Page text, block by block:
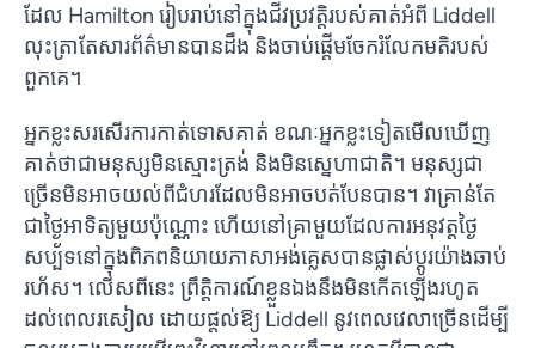
ដែល Hamilton រៀបរាប់នៅក្នុងជីវប្រវត្តិរបស់គាត់អំពី Liddell
លុះត្រាតែសារព័ត៌មានបានដឹង និងចាប់ផ្តើមចែករំលែកមតិរបស់
ពួកគេ។
អ្នក​ខ្លះ​សរសើរ​ការ​កាត់​ទោស​គាត់ ខណៈ​អ្នក​ខ្លះ​ទៀត​មើល​ឃើញ​
គាត់​ថា​ជា​មនុស្ស​មិន​ស្មោះ​ត្រង់ និង​មិន​ស្នេហា​ជាតិ។ មនុស្សជា
ច្រើនមិនអាចយល់ពីជំហរដែលមិនអាចបត់បែនបាន។ វាគ្រាន់តែ
ជាថ្ងៃអាទិត្យមួយប៉ុណ្ណោះ ហើយនៅគ្រាមួយដែលការអនុវត្តថ្ងៃ
សប្ប័ទនៅក្នុងពិភពនិយាយភាសាអង់គ្លេសបានផ្លាស់ប្តូរយ៉ាងឆាប់
រហ័ស។ លើសពីនេះ ព្រឹត្តិការណ៍ខ្លួនឯងនឹងមិនកើតឡើងរហូត
ដល់ពេលរសៀល ដោយផ្តល់ឱ្យ Liddell នូវពេលវេលាច្រើនដើម្បី